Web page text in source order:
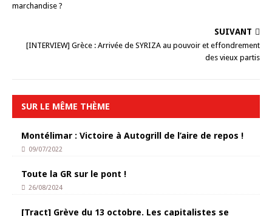
marchandise ?
SUIVANT
[INTERVIEW] Grèce : Arrivée de SYRIZA au pouvoir et effondrement
des vieux partis
SUR LE MÊME THÈME
Montélimar : Victoire à Autogrill de l’aire de repos !
09/07/2022
Toute la GR sur le pont !
26/08/2024
[Tract] Grève du 13 octobre. Les capitalistes se